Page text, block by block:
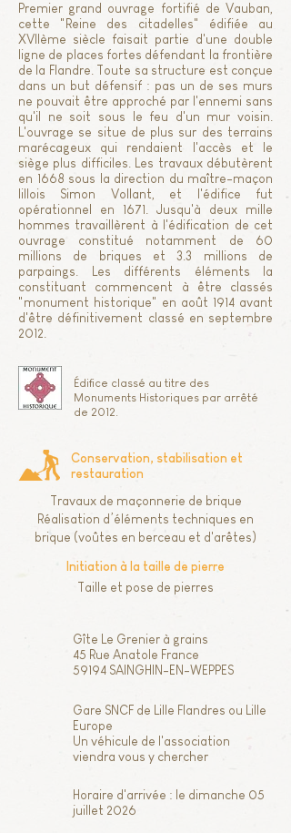
Premier grand ouvrage fortifié de Vauban,
cette "Reine des citadelles" édifiée au
XVIIème siècle faisait partie d'une double
ligne de places fortes défendant la frontière
de la Flandre. Toute sa structure est conçue
dans un but défensif : pas un de ses murs
ne pouvait être approché par l'ennemi sans
qu'il ne soit sous le feu d'un mur voisin.
L'ouvrage se situe de plus sur des terrains
marécageux qui rendaient l'accès et le
siège plus difficiles. Les travaux débutèrent
en 1668 sous la direction du maître-maçon
lillois Simon Vollant, et l'édifice fut
opérationnel en 1671. Jusqu'à deux mille
hommes travaillèrent à l'édification de cet
ouvrage constitué notamment de 60
millions de briques et 3.3 millions de
parpaings. Les différents éléments la
constituant commencent à être classés
"monument historique" en août 1914 avant
d'être définitivement classé en septembre
2012.
Édifice classé au titre des
Monuments Historiques par arrêté
de 2012.
Conservation, stabilisation et
restauration
Travaux de maçonnerie de brique
Réalisation d’éléments techniques en
brique (voûtes en berceau et d'arêtes)
Initiation à la taille de pierre
Taille et pose de pierres
Gîte Le Grenier à grains
45 Rue Anatole France
59194 SAINGHIN-EN-WEPPES
Gare SNCF de Lille Flandres ou Lille
Europe
Un véhicule de l'association
viendra vous y chercher
Horaire d'arrivée : le dimanche 05
juillet 2026